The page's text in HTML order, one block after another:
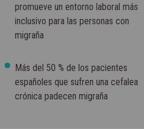
promueve un entorno laboral más
inclusivo para las personas con
migraña
Más del 50 % de los pacientes
españoles que sufren una cefalea
crónica padecen migraña